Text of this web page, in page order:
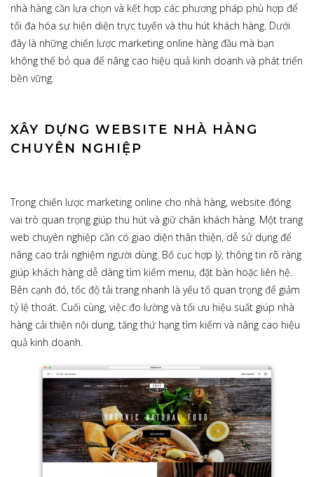
nhà hàng cần lựa chọn và kết hợp các phương pháp phù hợp để
tối đa hóa sự hiện diện trực tuyến và thu hút khách hàng. Dưới
đây là những chiến lược marketing online hàng đầu mà bạn
không thể bỏ qua để nâng cao hiệu quả kinh doanh và phát triển
bền vững.
XÂY DỰNG WEBSITE NHÀ HÀNG
CHUYÊN NGHIỆP
Trong chiến lược marketing online cho nhà hàng, website đóng
vai trò quan trọng giúp thu hút và giữ chân khách hàng. Một trang
web chuyên nghiệp cần có giao diện thân thiện, dễ sử dụng để
nâng cao trải nghiệm người dùng. Bố cục hợp lý, thông tin rõ ràng
giúp khách hàng dễ dàng tìm kiếm menu, đặt bàn hoặc liên hệ.
Bên cạnh đó, tốc độ tải trang nhanh là yếu tố quan trọng để giảm
tỷ lệ thoát. Cuối cùng, việc đo lường và tối ưu hiệu suất giúp nhà
hàng cải thiện nội dung, tăng thứ hạng tìm kiếm và nâng cao hiệu
quả kinh doanh.